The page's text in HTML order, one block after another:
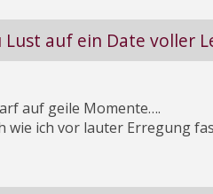
Lust auf ein Date voller
auf geile Momente….
wie ich vor lauter Erregung